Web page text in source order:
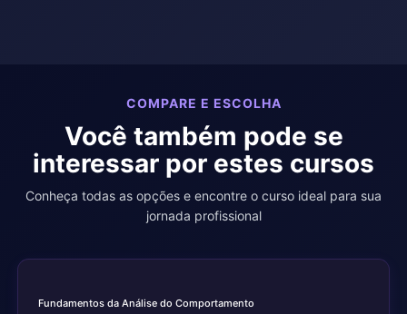
COMPARE E ESCOLHA
Você também pode se
interessar por estes cursos
Conheça todas as opções e encontre o curso ideal para sua
jornada profissional
Fundamentos da Análise do Comportamento